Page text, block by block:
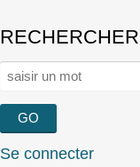
RECHERCHER
Rechercher :
Se connecter